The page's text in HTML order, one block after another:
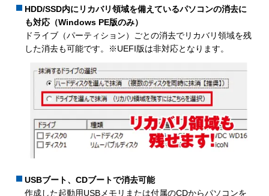
HDD/SSD内にリカバリ領域を備えているパソコンの消去に
も対応（Windows PE版のみ）
ドライブ（パーティション）ごとの消去でリカバリ領域を残
した消去も可能です。※UEFI版は非対応となります。
USBブート、CDブートで消去可能
作成した起動用USBメモリまたは付属のCDからパソコンを